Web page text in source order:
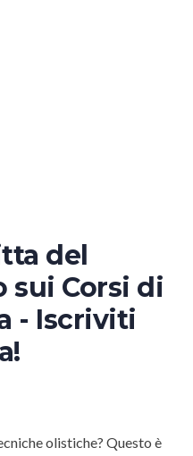
del
sui Corsi di
- Iscriviti
olistiche? Questo è